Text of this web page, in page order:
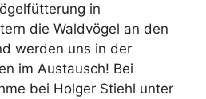
in
die Waldvögel an den
werden uns in der
im Austausch! Bei
bei Holger Stiehl unter